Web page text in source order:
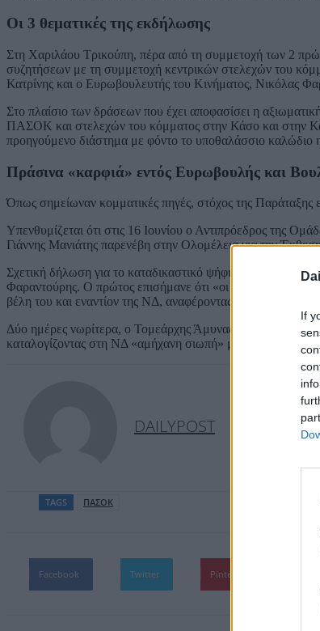
If
Οι 3 θεματικές της εκδήλωσης
Στη Χαριλάου Τρικούπη, πέρα από τη συμμετοχή των 2
συζητήσεων με τη συμμετοχή κεντρικών στελεχών του
Κατρίνης και ο Ευρωβουλευτής του Κινήματος, Νικόλας
Στο πλαίσιο των δράσεων που έχει αποφασίσει η
ΠΑΣΟΚ και στελεχών του κόμματος στην Κάσο και στην
προηγούμενο διάστημα με φόντο το υποθαλάσσιο καλώδιο
Πράσινα «καρφιά» εντός Ευρωβουλής και
Όπως σημείωναν κομματικές πηγές, στόχος της Παράταξης
Υπενθυμίζεται ότι στις 16 Ιουνίου ο Αντιπρόεδρος της
Γιάννης Μανιάτης παρενέβη στην Ολομέλεια για την
Σχετική δήλωση για το καταδικαστικό ψήφισμα του
Φαραντούρης. Ο πρώτος επισήμανε ότι «οι Έλληνες
βέλη του και εναντίον της ΝΔ, αναφέροντας ότι «η
Δύο ημέρες νωρίτερα, ο Τομεάρχης Άμυνας του ΠΑΣΟΚ,
καταλογίζοντας στη ΝΔ «αμήχανη σιωπή» με φόντο την
DAILYPOST
TAGS ΠΑΣΟΚ
Facebook Twitter Pinterest